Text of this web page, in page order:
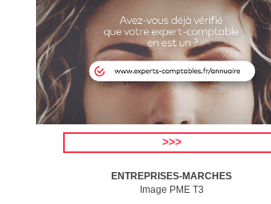
>>>
ENTREPRISES-MARCHES
Image PME T3